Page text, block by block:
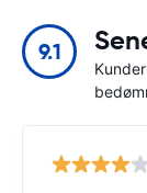
9.1